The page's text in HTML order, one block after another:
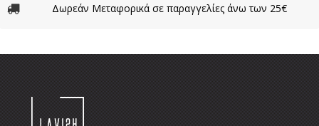
Δωρεάν Μεταφορικά σε παραγγελίες άνω των 25€